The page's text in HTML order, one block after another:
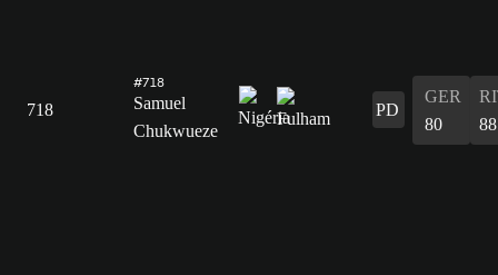
718
#718
Samuel
Chukwueze
PD
GER
80
88